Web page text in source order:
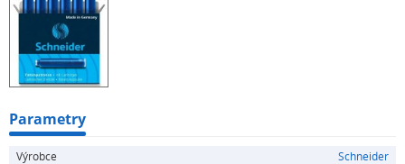
Parametry
Výrobce Schneider